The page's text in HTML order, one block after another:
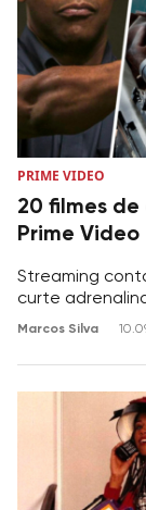
PRIME VIDEO
20 filmes
Prime Video
Streaming
curte
Marcos Silva